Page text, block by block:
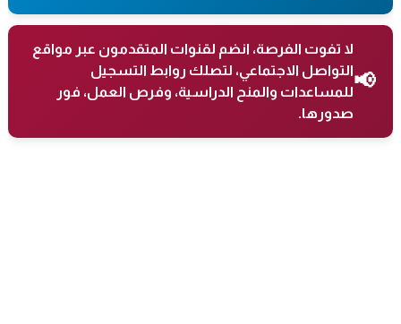
📢
لا تفوت الفرصة، انضم لقنوات المتقدمون عبر مواقع
التواصل الاجتماعي، لتصلك روابط التسجيل
للمساعدات والمنح الدراسية، وفرص العمل، فور
صدورها.